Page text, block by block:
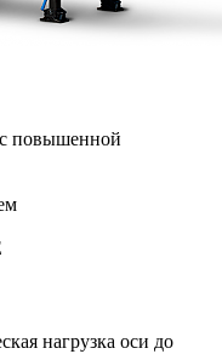
с повышенной
нагрузка оси до